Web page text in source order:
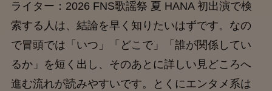
ライター：2026 FNS歌謡祭 夏 HANA 初出演で検
索する人は、結論を早く知りたいはずです。なの
で冒頭では「いつ」「どこで」「誰が関係してい
るか」を短く出し、そのあとに詳しい見どころへ
進む流れが読みやすいです。とくにエンタメ系は